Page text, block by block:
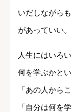
いだしながら
があっていい。
人生にはいろ
何を学ぶかとい
「あの人から
「自分は何を